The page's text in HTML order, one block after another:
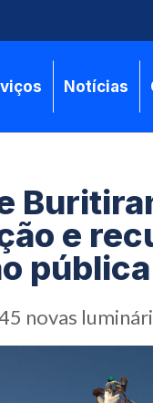
Notícias
e
pública
novas